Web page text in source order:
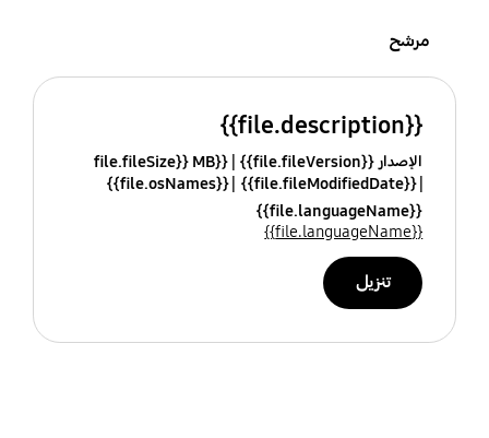
مرشح
{{file.description}}
الإصدار {{file.fileVersion}}
{{file.fileSize}} MB
{{file.fileModifiedDate}}
{{file.osNames}}
{{file.languageName}}
{{file.languageName}}
تنزيل